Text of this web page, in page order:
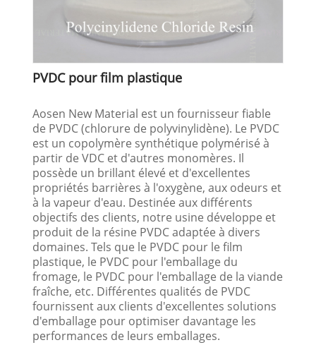
PVDC pour film plastique
Aosen New Material est un fournisseur fiable
de PVDC (chlorure de polyvinylidène). Le PVDC
est un copolymère synthétique polymérisé à
partir de VDC et d'autres monomères. Il
possède un brillant élevé et d'excellentes
propriétés barrières à l'oxygène, aux odeurs et
à la vapeur d'eau. Destinée aux différents
objectifs des clients, notre usine développe et
produit de la résine PVDC adaptée à divers
domaines. Tels que le PVDC pour le film
plastique, le PVDC pour l'emballage du
fromage, le PVDC pour l'emballage de la viande
fraîche, etc. Différentes qualités de PVDC
fournissent aux clients d'excellentes solutions
d'emballage pour optimiser davantage les
performances de leurs emballages.